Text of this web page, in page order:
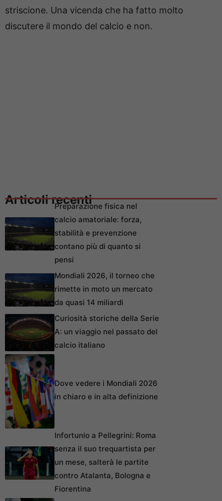
striscione. Una vicenda che ha fatto molto
discutere il mondo del calcio e non.
Articoli recentiPreparazione fisica nel
calcio amatoriale: forza,
stabilità e prevenzione
contano più di quanto si
pensi
Mondiali 2026, il torneo che
rimette in moto un mercato
da quasi 14 miliardi
Curiosità storiche della Serie
A: un viaggio nel passato del
calcio italiano
Dove vedere i Mondiali 2026
in chiaro e in alta definizione
Infortunio a Pellegrini: Roma
senza il suo trequartista per
un mese, salterà le partite
contro Atalanta, Bologna e
Fiorentina